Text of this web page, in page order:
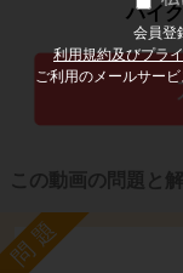
会員登
利用規約及びプラ
ご利用のメールサー
ハイ
この動画の問題と
問題